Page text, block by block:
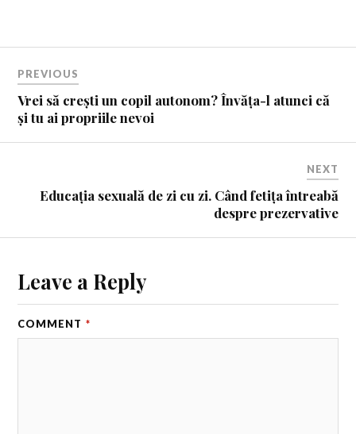
PREVIOUS
Vrei să crești un copil autonom? Învăța-l atunci că
și tu ai propriile nevoi
NEXT
Educația sexuală de zi cu zi. Când fetița întreabă
despre prezervative
Leave a Reply
COMMENT *